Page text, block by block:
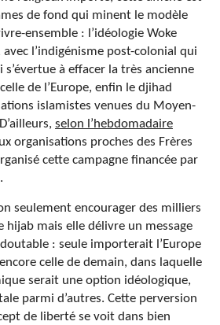
de fond qui minent le modèle
ensemble : l’idéologie Woke
l’indigénisme post-colonial qui
à effacer la très ancienne
de l’Europe, enfin le djihad
islamistes venues du Moyen-
selon l’hebdomadaire
organisations proches des Frères
cette campagne financée par
seulement encourager des milliers
hijab mais elle délivre un message
: seule importerait l’Europe
celle de demain, dans laquelle
serait une option idéologique,
parmi d’autres. Cette perversion
de liberté se voit dans bien